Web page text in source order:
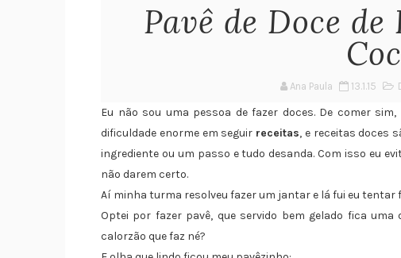
Pavê de Doce
Ana Paula 13.1.15
Eu não sou uma pessoa de fazer doces. De comer
dificuldade enorme em seguir receitas, e receitas doces
ingrediente ou um passo e tudo desanda. Com isso eu
não darem certo.
Aí minha turma resolveu fazer um jantar e lá fui eu tentar
Optei por fazer pavê, que servido bem gelado fica
calorzão que faz né?